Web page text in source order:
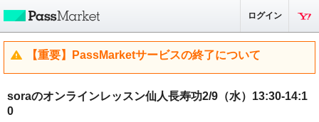
ログイン
【重要】PassMarketサービスの終了について
soraのオンラインレッスン仙人長寿功2/9（水）13:30-14:1
0